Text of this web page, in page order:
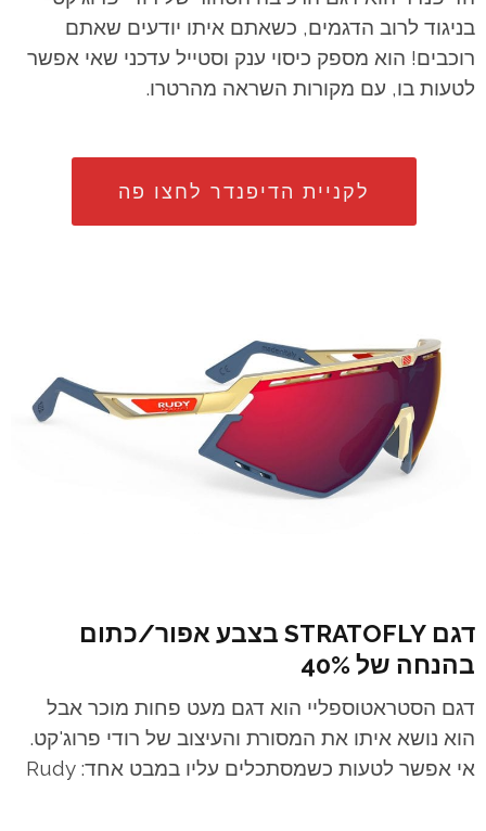
בניגוד לרוב הדגמים, כשאתם איתו יודעים שאתם
רוכבים! הוא מספק כיסוי ענק וסטייל עדכני שאי אפשר
לטעות בו, עם מקורות השראה מהרטרו.
לקניית הדיפנדר לחצו פה
דגם STRATOFLY בצבע אפור/כתום
בהנחה של 40%
דגם הסטראטוספליי הוא דגם מעט פחות מוכר אבל
הוא נושא איתו את המסורת והעיצוב של רודי פרוג'קט.
אי אפשר לטעות כשמסתכלים עליו במבט אחד: Rudy